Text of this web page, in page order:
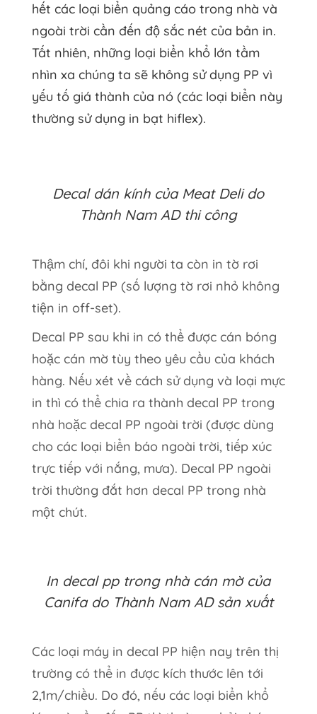
hết các loại biển quảng cáo trong nhà và
ngoài trời cần đến độ sắc nét của bản in.
Tất nhiên, những loại biển khổ lớn tầm
nhìn xa chúng ta sẽ không sử dụng PP vì
yếu tố giá thành của nó (các loại biển này
thường sử dụng in bạt hiflex).
Decal dán kính của Meat Deli do
Thành Nam AD thi công
Thậm chí, đôi khi người ta còn in tờ rơi
bằng decal PP (số lượng tờ rơi nhỏ không
tiện in off-set).
Decal PP sau khi in có thể được cán bóng
hoặc cán mờ tùy theo yêu cầu của khách
hàng. Nếu xét về cách sử dụng và loại mực
in thì có thể chia ra thành decal PP trong
nhà hoặc decal PP ngoài trời (được dùng
cho các loại biển báo ngoài trời, tiếp xúc
trực tiếp với nắng, mưa). Decal PP ngoài
trời thường đắt hơn decal PP trong nhà
một chút.
In decal pp trong nhà cán mờ của
Canifa do Thành Nam AD sản xuất
Các loại máy in decal PP hiện nay trên thị
trường có thể in được kích thước lên tới
2,1m/chiều. Do đó, nếu các loại biển khổ